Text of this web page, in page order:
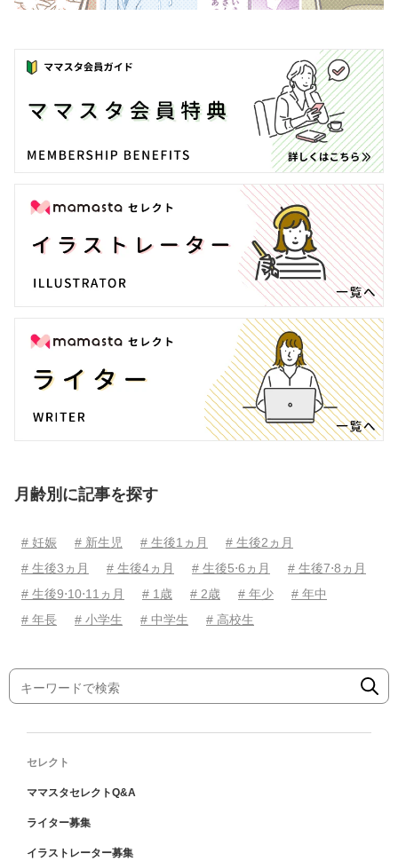
月齢別に記事を探す
# 妊娠 # 新生児 # 生後1ヵ月
# 生後2ヵ月
# 生後3ヵ月
# 生後4ヵ月 # 生後5⋅6ヵ月
# 生後7⋅8ヵ月
# 生後9⋅10⋅11ヵ月
# 1歳 # 2歳 # 年少
# 年中
# 年長
# 小学生 # 中学生 # 高校生
セレクト
ママスタセレクトQ&A
ライター募集
イラストレーター募集